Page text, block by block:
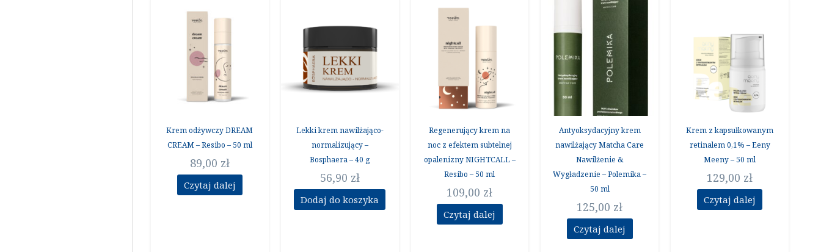
Krem odżywczy DREAM
CREAM – Resibo – 50 ml
89,00 zł
Czytaj dalej
Lekki krem nawilżająco-
normalizujący –
Bosphaera – 40 g
56,90 zł
Dodaj do koszyka
Regenerujący krem na
noc z efektem subtelnej
opalenizny NIGHTCALL –
Resibo – 50 ml
109,00 zł
Czytaj dalej
Antyoksydacyjny krem
nawilżający Matcha Care
Nawilżenie &
Wygładzenie – Polemika –
50 ml
125,00 zł
Czytaj dalej
Krem z kapsułkowanym
retinalem 0,1% – Eeny
Meeny – 50 ml
129,00 zł
Czytaj dalej